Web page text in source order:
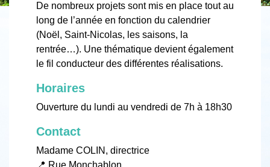
De nombreux projets sont mis en place tout au
long de l’année en fonction du calendrier
(Noël, Saint-Nicolas, les saisons, la
rentrée…). Une thématique devient également
le fil conducteur des différentes réalisations.
Horaires
Ouverture du lundi au vendredi de 7h à 18h30
Contact
Madame COLIN, directrice
📍 Rue Monchablon